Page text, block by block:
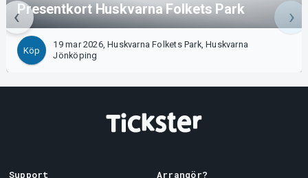
Presentkort Huskvarna Folkets Park
Köp
19 mar 2026, Huskvarna Folkets Park, Huskvarna
Jönköping
Support Arrangör?